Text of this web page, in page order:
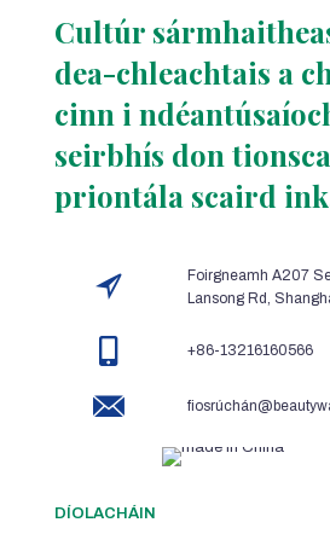
Cultúr
dea-chleachtais a
cinn i
seirbhís don
priontála scaird
Foirgneamh A207
Lansong Rd,
+86-13216160566
DÍOLACHÁIN